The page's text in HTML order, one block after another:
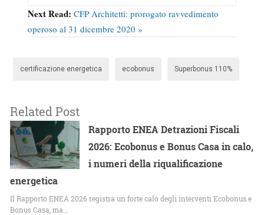
Next Read: CFP Architetti: prorogato ravvedimento
operoso al 31 dicembre 2020 »
certificazione energetica ecobonus Superbonus 110%
Related Post
Rapporto ENEA Detrazioni Fiscali
2026: Ecobonus e Bonus Casa in calo,
i numeri della riqualificazione
energetica
Il Rapporto ENEA 2026 registra un forte calo degli interventi Ecobonus e
Bonus Casa, ma…